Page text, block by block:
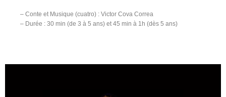
– Conte et Musique (cuatro) : Victor Cova Correa
– Durée : 30 min (de 3 à 5 ans) et 45 min à 1h (dès 5 ans)